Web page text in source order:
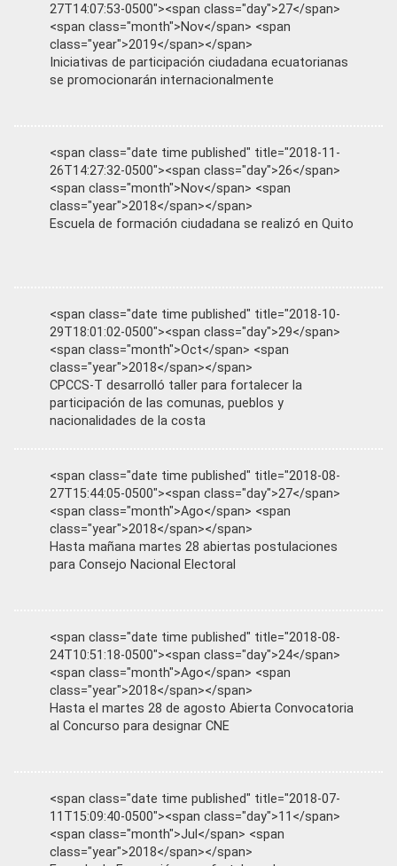
27T14:07:53-0500"><span class="day">27</span>
<span class="month">Nov</span> <span
class="year">2019</span></span>
Iniciativas de participación ciudadana ecuatorianas
se promocionarán internacionalmente
<span class="date time published" title="2018-11-
26T14:27:32-0500"><span class="day">26</span>
<span class="month">Nov</span> <span
class="year">2018</span></span>
Escuela de formación ciudadana se realizó en Quito
<span class="date time published" title="2018-10-
29T18:01:02-0500"><span class="day">29</span>
<span class="month">Oct</span> <span
class="year">2018</span></span>
CPCCS-T desarrolló taller para fortalecer la
participación de las comunas, pueblos y
nacionalidades de la costa
<span class="date time published" title="2018-08-
27T15:44:05-0500"><span class="day">27</span>
<span class="month">Ago</span> <span
class="year">2018</span></span>
Hasta mañana martes 28 abiertas postulaciones
para Consejo Nacional Electoral
<span class="date time published" title="2018-08-
24T10:51:18-0500"><span class="day">24</span>
<span class="month">Ago</span> <span
class="year">2018</span></span>
Hasta el martes 28 de agosto Abierta Convocatoria
al Concurso para designar CNE
<span class="date time published" title="2018-07-
11T15:09:40-0500"><span class="day">11</span>
<span class="month">Jul</span> <span
class="year">2018</span></span>